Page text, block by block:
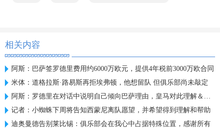
相关内容
阿斯：巴萨签罗德里费用约6000万欧元，提供4年税前3000万欧合同
米体：道格拉斯·路易斯再拒埃弗顿，他想留队 但俱乐部尚未敲定
阿斯：罗德里在对话中说明自己倾向巴萨理由，皇马对此理解＆祝好
记者：小蜘蛛下周将告知西蒙尼离队愿望，并希望得到理解和帮助
迪奥曼德告别莱比锡：俱乐部会在我心中占据特殊位置，感谢所有